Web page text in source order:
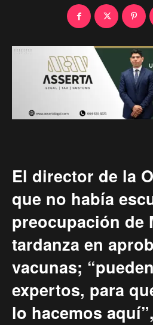
El director de la
que no había
preocupación de
tardanza en
vacunas;
expertos, para
lo hacemos